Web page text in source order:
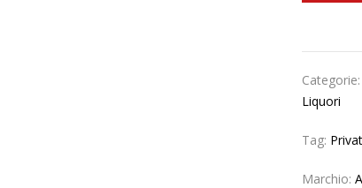
Categorie:
Liquori
Tag:
Marchio: